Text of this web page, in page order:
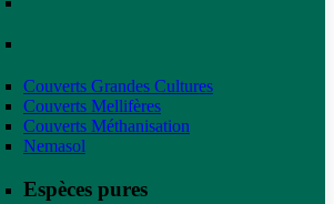
Couverts Grandes Cultures
Couverts Mellifères
Couverts Méthanisation
Nemasol
Espèces pures